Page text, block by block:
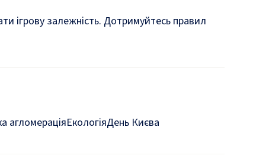
ігрову залежність. Дотримуйтесь правил
агломераціяЕкологіяДень Києва